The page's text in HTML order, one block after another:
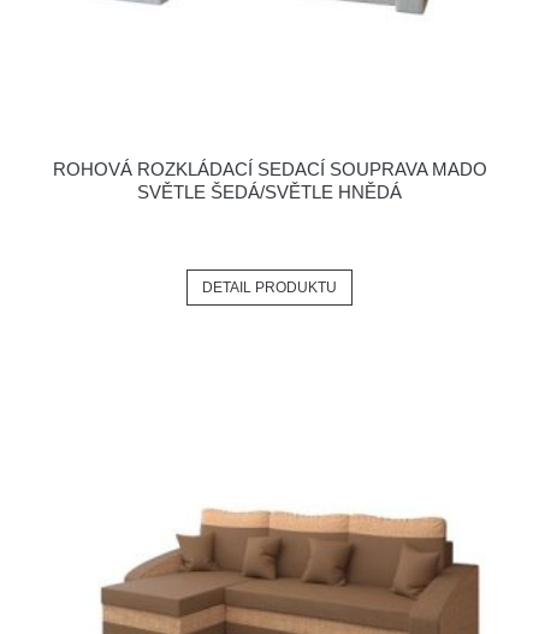
ROHOVÁ ROZKLÁDACÍ SEDACÍ SOUPRAVA MADO
SVĚTLE ŠEDÁ/SVĚTLE HNĚDÁ
DETAIL PRODUKTU